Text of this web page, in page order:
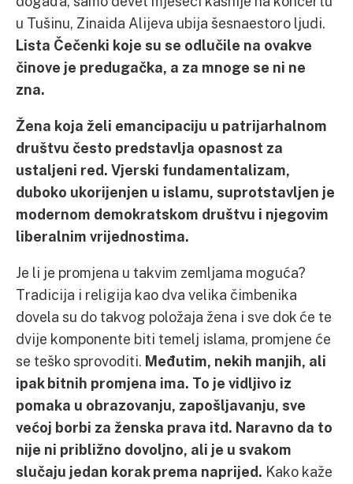
u Tušinu, Zinaida Alijeva ubija šesnaestoro ljudi.
Lista Čečenki koje su se odlučile na ovakve
činove je predugačka, a za mnoge se ni ne
zna.
Žena koja želi emancipaciju u patrijarhalnom
društvu često predstavlja opasnost za
ustaljeni red. Vjerski fundamentalizam,
duboko ukorijenjen u islamu, suprotstavljen je
modernom demokratskom društvu i njegovim
liberalnim vrijednostima.
Je li je promjena u takvim zemljama moguća?
Tradicija i religija kao dva velika čimbenika
dovela su do takvog položaja žena i sve dok će te
dvije komponente biti temelj islama, promjene će
se teško sprovoditi. Međutim, nekih manjih, ali
ipak bitnih promjena ima. To je vidljivo iz
pomaka u obrazovanju, zapošljavanju, sve
većoj borbi za ženska prava itd. Naravno da to
nije ni približno dovoljno, ali je u svakom
slučaju jedan korak prema naprijed. Kako kaže